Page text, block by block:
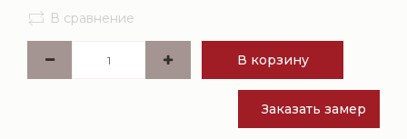
В сравнение
В корзину
Заказать замер